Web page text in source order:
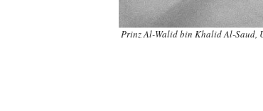
Prinz Al-Walid bin Khalid Al-Saud,